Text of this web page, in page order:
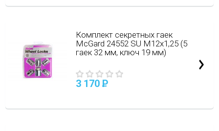
Комплект секретных гаек
McGard 24552 SU M12х1,25 (5
гаек 32 мм, ключ 19 мм)
3 170 P